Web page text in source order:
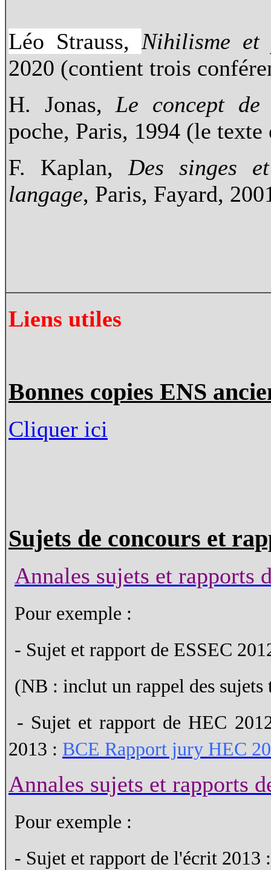
Léo Strauss, Nihilisme et
2020 (contient trois
H. Jonas, Le concept de
poche, Paris, 1994 (le texte
F. Kaplan, Des singes
langage, Paris, Fayard,
Liens utiles
Bonnes copies ENS
Cliquer ici
Sujets de concours et
Annales sujets et rapports
Pour exemple :
- Sujet et rapport de ESSEC
(NB : inclut un rappel des sujets
- Sujet et rapport de HEC
2013 : BCE Rapport jury HEC
Annales sujets et rapports
Pour exemple :
- Sujet et rapport de l'écrit 2013 :